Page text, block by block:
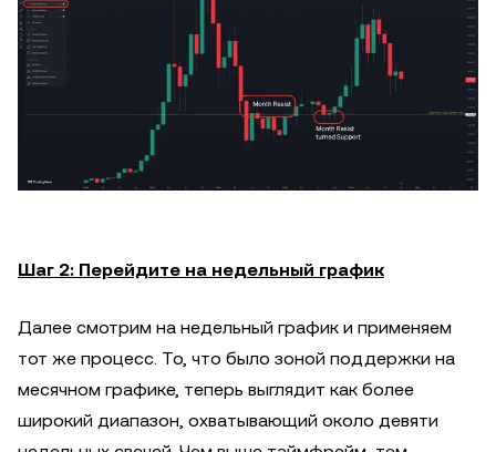
Шаг 2: Перейдите на недельный график
Далее смотрим на недельный график и применяем
тот же процесс. То, что было зоной поддержки на
месячном графике, теперь выглядит как более
широкий диапазон, охватывающий около девяти